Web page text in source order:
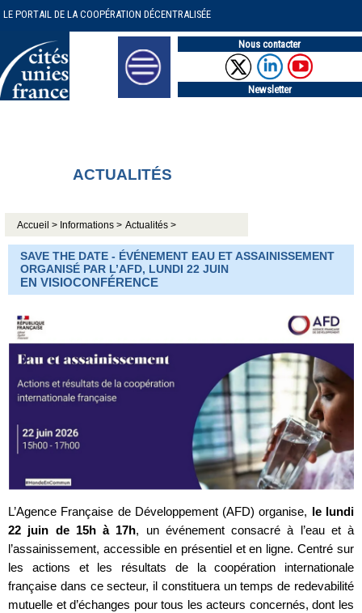
LE PORTAIL DE LA COOPÉRATION DÉCENTRALISÉE
Nous contacter
Newsletter
ACTUALITÉS
Accueil > Informations > Actualités >
SAVE THE DATE - ÉVÉNEMENT EAU ET ASSAINISSEMENT
ORGANISÉ PAR L’AFD, LUNDI 22 JUIN
EN VISIOCONFÉRENCE
L’Agence Française de Développement (AFD) organise, le lundi
22 juin de 15h à 17h, un événement consacré à l’eau et à
l’assainissement, accessible en présentiel et en ligne. Centré sur
les actions et les résultats de la coopération internationale
française dans ce secteur, il constituera un temps de redevabilité
mutuelle et d’échanges pour tous les acteurs concernés, dont les